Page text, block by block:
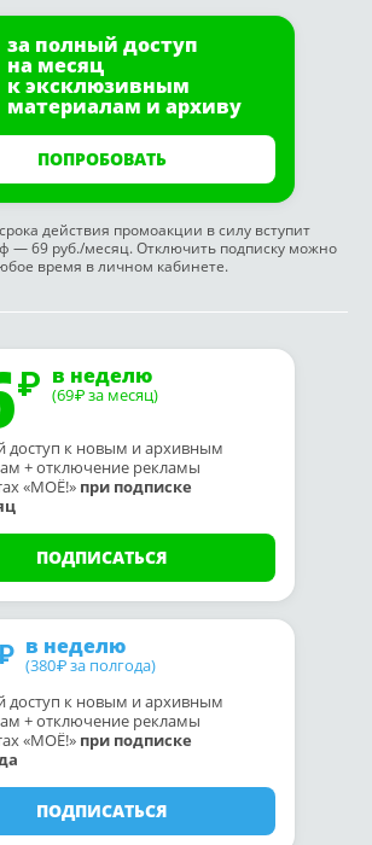
за полный доступ
на месяц
к эксклюзивным
материалам и архиву
ПОПРОБОВАТЬ
действия промоакции в силу вступит
— 69 руб./месяц. Отключить подписку можно
время в личном кабинете.
в неделю
(69₽ за месяц)
доступ к новым и архивным
+ отключение рекламы
«МОЁ!» при подписке
ПОДПИСАТЬСЯ
в неделю
(380₽ за полгода)
доступ к новым и архивным
+ отключение рекламы
«МОЁ!» при подписке
ПОДПИСАТЬСЯ